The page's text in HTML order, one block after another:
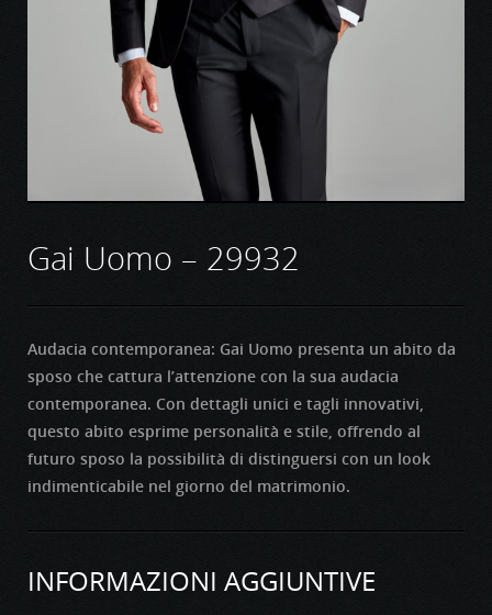
Gai Uomo – 29932
Audacia contemporanea: Gai Uomo presenta un abito da
sposo che cattura l’attenzione con la sua audacia
contemporanea. Con dettagli unici e tagli innovativi,
questo abito esprime personalità e stile, offrendo al
futuro sposo la possibilità di distinguersi con un look
indimenticabile nel giorno del matrimonio.
INFORMAZIONI AGGIUNTIVE